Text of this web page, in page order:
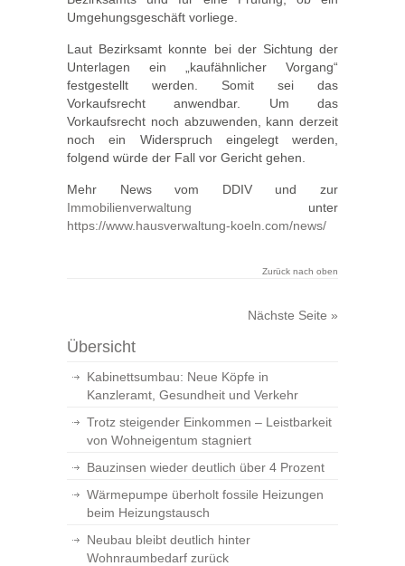
Umgehungsgeschäft vorliege.
Laut Bezirksamt konnte bei der Sichtung der
Unterlagen ein „kaufähnlicher Vorgang“
festgestellt werden. Somit sei das
Vorkaufsrecht anwendbar. Um das
Vorkaufsrecht noch abzuwenden, kann derzeit
noch ein Widerspruch eingelegt werden,
folgend würde der Fall vor Gericht gehen.
Mehr News vom DDIV und zur
Immobilienverwaltung unter
https://www.hausverwaltung-koeln.com/news/
Zurück nach oben
Nächste Seite »
Übersicht
Kabinettsumbau: Neue Köpfe in
Kanzleramt, Gesundheit und Verkehr
Trotz steigender Einkommen – Leistbarkeit
von Wohneigentum stagniert
Bauzinsen wieder deutlich über 4 Prozent
Wärmepumpe überholt fossile Heizungen
beim Heizungstausch
Neubau bleibt deutlich hinter
Wohnraumbedarf zurück